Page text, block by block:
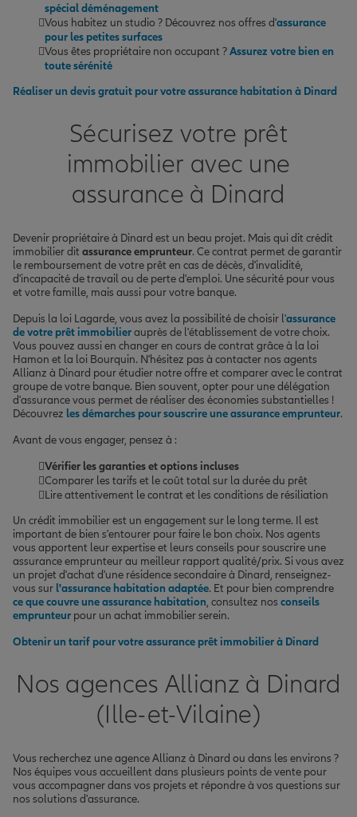
spécial déménagement
Vous habitez un studio ? Découvrez nos offres d'assurance
pour les petites surfaces
Vous êtes propriétaire non occupant ?Assurez votre bien en
toute sérénité
Réaliser un devis gratuit pour votre assurance habitation à Dinard
Sécurisez votre prêt
immobilier avec une
assurance à Dinard
Devenir propriétaire à Dinard est un beau projet. Mais qui dit crédit
immobilier dit assurance emprunteur. Ce contrat permet de garantir
le remboursement de votre prêt en cas de décès, d'invalidité,
d'incapacité de travail ou de perte d'emploi. Une sécurité pour vous
et votre famille, mais aussi pour votre banque.
Depuis la loi Lagarde, vous avez la possibilité de choisir l'assurance
de votre prêt immobilierauprès de l'établissement de votre choix.
Vous pouvez aussi en changer en cours de contrat grâce à la loi
Hamon et la loi Bourquin. N'hésitez pas à contacter nos agents
Allianz à Dinard pour étudier notre offre et comparer avec le contrat
groupe de votre banque. Bien souvent, opter pour une délégation
d'assurance vous permet de réaliser des économies substantielles !
Découvrez les démarches pour souscrire une assurance emprunteur.
Avant de vous engager, pensez à :
Vérifier les garanties et options incluses
Comparer les tarifs et le coût total sur la durée du prêt
Lire attentivement le contrat et les conditions de résiliation
Un crédit immobilier est un engagement sur le long terme. Il est
important de bien s'entourer pour faire le bon choix. Nos agents
vous apportent leur expertise et leurs conseils pour souscrire une
assurance emprunteur au meilleur rapport qualité/prix. Si vous avez
un projet d'achat d'une résidence secondaire à Dinard, renseignez-
vous sur l'assurance habitation adaptée. Et pour bien comprendre
ce que couvre une assurance habitation, consultez nos conseils
emprunteur pour un achat immobilier serein.
Obtenir un tarif pour votre assurance prêt immobilier à Dinard
Nos agences Allianz à Dinard
(Ille-et-Vilaine)
Vous recherchez une agence Allianz à Dinard ou dans les environs ?
Nos équipes vous accueillent dans plusieurs points de vente pour
vous accompagner dans vos projets et répondre à vos questions sur
nos solutions d'assurance.